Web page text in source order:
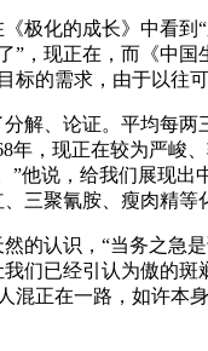
化的成长》中看到“
”，现正在，而《中
的需求，由于以往
、论证。平均每两
年，现正在较为严
”他说，给我们展现
三聚氰胺、瘦肉精
认识，“当务之急是
们已经引认为傲的
混正在一路，如许本